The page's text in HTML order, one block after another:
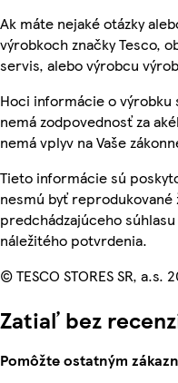
Ak máte nejaké otázky
výrobkoch značky Tesco,
servis, alebo výrobcu
Hoci informácie o výrobku
nemá zodpovednosť za
nemá vplyv na Vaše
Tieto informácie sú
nesmú byť reprodukované
predchádzajúceho
náležitého potvrdenia.
© TESCO STORES SR, a.s.
Zatiaľ bez
Pomôžte ostatným